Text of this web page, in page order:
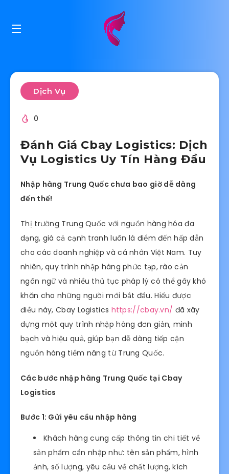
Dịch Vụ
0
Đánh Giá Cbay Logistics: Dịch
Vụ Logistics Uy Tín Hàng Đầu
Nhập hàng Trung Quốc chưa bao giờ dễ dàng
đến thế!
Thị trường Trung Quốc với nguồn hàng hóa đa
dạng, giá cả cạnh tranh luôn là điểm đến hấp dẫn
cho các doanh nghiệp và cá nhân Việt Nam. Tuy
nhiên, quy trình nhập hàng phức tạp, rào cản
ngôn ngữ và nhiều thủ tục pháp lý có thể gây khó
khăn cho những người mới bắt đầu. Hiểu được
điều này, Cbay Logistics https://cbay.vn/ đã xây
dựng một quy trình nhập hàng đơn giản, minh
bạch và hiệu quả, giúp bạn dễ dàng tiếp cận
nguồn hàng tiềm năng từ Trung Quốc.
Các bước nhập hàng Trung Quốc tại Cbay
Logistics
Bước 1: Gửi yêu cầu nhập hàng
Khách hàng cung cấp thông tin chi tiết về
sản phẩm cần nhập như: tên sản phẩm, hình
ảnh, số lượng, yêu cầu về chất lượng, kích